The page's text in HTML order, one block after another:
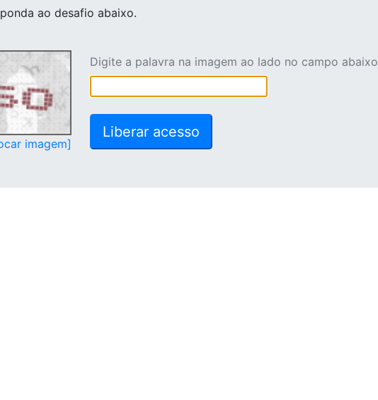
ao desafio abaixo.
imagem]
Digite a palavra na imagem ao lado no campo abaixo